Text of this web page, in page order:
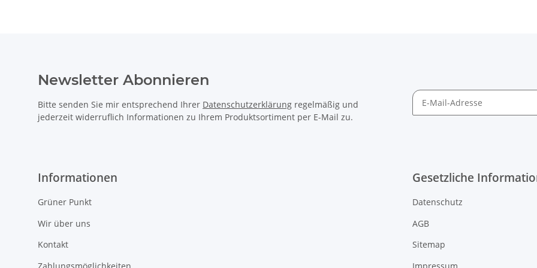
Newsletter Abonnieren
Bitte senden Sie mir entsprechend Ihrer Datenschutzerklärung regelmäßig und
jederzeit widerruflich Informationen zu Ihrem Produktsortiment per E-Mail zu.
Informationen
Grüner Punkt
Wir über uns
Kontakt
Zahlungsmöglichkeiten
Gesetzliche
Datenschutz
AGB
Sitemap
Impressum